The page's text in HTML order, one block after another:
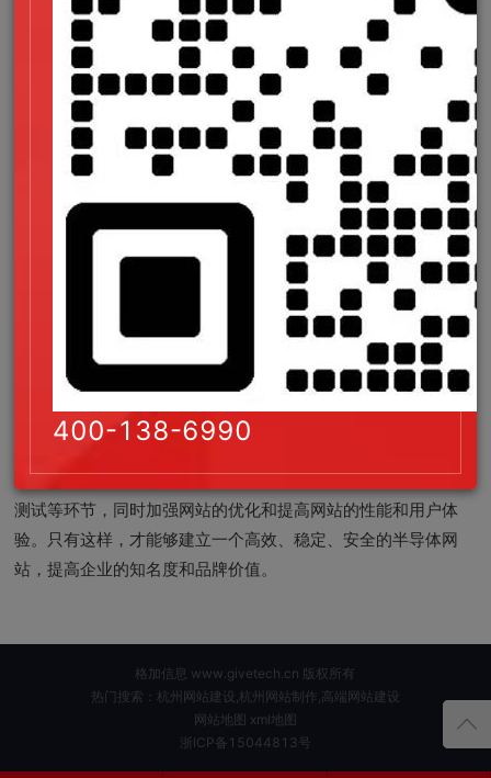
网站设计：根据网站策划和设计方案，进行网站的具体设
计，包括网站的页面设计、功能设计、交互设计等。
网站开发：根据网站设计和方案，进行网站的具体开发，包
括网站的前端开发、后端开发、数据库设计等。
网站测试：对网站进行测试和调试，确保网站的稳定性和安
全性，同时对网站的性能和用户体验进行优化。
提高网站安全性：加强网站的安全性，防止黑客攻击和数据
泄露，保护企业的客户信息和商业机密。
提供良好的用户体验：优化网站的用户体验，提供更加友
好、易用的界面和功能，提高用户对于网站的信任度和满意度。
半导体网站建设对于企业来说具有重要的意义，它不仅能够
道。在建设网站的过程中，需要注重网站的策划、设计、开发、
测试等环节，同时加强网站的优化和提高网站的性能和用户体
验。只有这样，才能够建立一个高效、稳定、安全的半导体网
站，提高企业的知名度和品牌价值。
格加信息 www.givetech.cn 版权所有
热门搜索：杭州网站建设,杭州网站制作,高端网站建设
网站地图 xml地图
浙ICP备15044813号
400-138-6990